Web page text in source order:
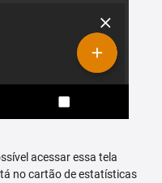
acessar essa tela
no cartão de estatísticas